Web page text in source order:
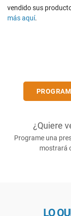
vendido sus
más aquí.
¿Quiere
Programe una
mostrará
LO